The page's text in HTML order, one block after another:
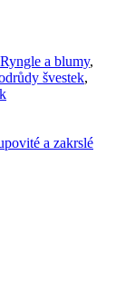
Ryngle a blumy,
švestek,
a zakrslé